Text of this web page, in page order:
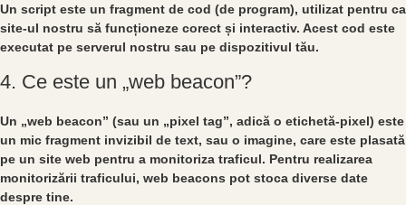
Un script este un fragment de cod (de program), utilizat pentru ca
site-ul nostru să funcționeze corect și interactiv. Acest cod este
executat pe serverul nostru sau pe dispozitivul tău.
4. Ce este un „web beacon”?
Un „web beacon” (sau un „pixel tag”, adică o etichetă-pixel) este
un mic fragment invizibil de text, sau o imagine, care este plasată
pe un site web pentru a monitoriza traficul. Pentru realizarea
monitorizării traficului, web beacons pot stoca diverse date
despre tine.